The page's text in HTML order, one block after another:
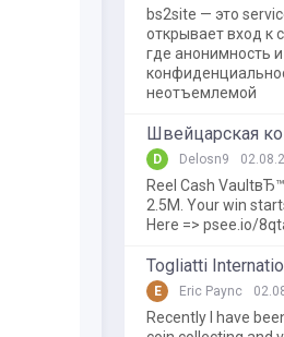
bs2site — это
открывает вход к
где анонимность и
неотъемлемой
D Delosn9
Reel Cash
2.5M. Your win
Here => psee.io/
E Eric Paync
Recently I have